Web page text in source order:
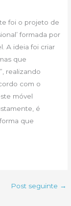
foi o projeto de
formada por
A ideia foi criar
que
realizando
com o
móvel
é
que
Post seguinte →